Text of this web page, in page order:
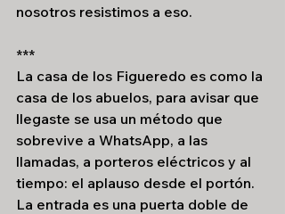
nosotros resistimos a eso.
***
La casa de los Figueredo es como la
casa de los abuelos, para avisar que
llegaste se usa un método que
sobrevive a WhatsApp, a las
llamadas, a porteros eléctricos y al
tiempo: el aplauso desde el portón.
La entrada es una puerta doble de